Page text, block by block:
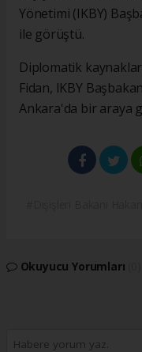
Yönetimi (IKBY)
ile görüştü.
Diplomatik
Fidan, IKBY
Ankara'da bir araya
Okuyucu Yorumları